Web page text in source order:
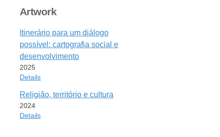
Artwork
Itinerário para um diálogo
possível: cartografia social e
desenvolvimento
2025
Details
Item Type
Artwork
Religião, território e cultura
2024
Details